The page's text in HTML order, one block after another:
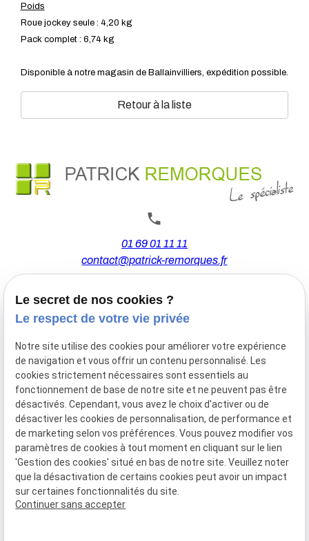
Poids
Roue jockey seule : 4,20 kg
Pack complet : 6,74 kg
Disponible à notre magasin de Ballainvilliers, expédition possible.
Retour à la liste
01 69 01 11 11
contact@patrick-remorques.fr
44 Avenue de la Division Leclerc
91160 BALLAINVILLIERS
Du Mardi au Samedi
De 9h00 à 12h30 et de 13h30 à 18h00
Le Lundi sur rendez-vous.
Mentions
légales
Politique de
confidentialité
Gestion
des
cookies
Plan du
site
Siret :77556328100028
Le secret de nos cookies ?
Le respect de votre vie privée
Notre site utilise des cookies pour améliorer votre expérience
de navigation et vous offrir un contenu personnalisé. Les
cookies strictement nécessaires sont essentiels au
fonctionnement de base de notre site et ne peuvent pas être
désactivés. Cependant, vous avez le choix d'activer ou de
désactiver les cookies de personnalisation, de performance et
de marketing selon vos préférences. Vous pouvez modifier vos
paramètres de cookies à tout moment en cliquant sur le lien
'Gestion des cookies' situé en bas de notre site. Veuillez noter
que la désactivation de certains cookies peut avoir un impact
sur certaines fonctionnalités du site.
Continuer sans accepter